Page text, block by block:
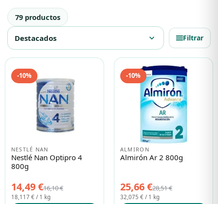
Protección solar
Higiene
Óptica
Ortopedia
Protección solar
Higiene
Óptica
Ortopedia
Productos de Leches de fórmula
79 productos
Destacados expand_more Filtrar
NESTLÉ NAN
Nestlé Nan Optipro 4
800g
14,49 €16,10 €
18,117 € / 1 kg
-10%
ALMIRON
Almirón Ar 2 800g
25,66 €28,51 €
32,075 € / 1 kg
-10%